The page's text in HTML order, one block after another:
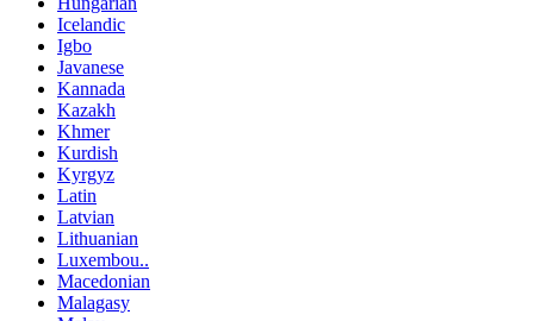
Icelandic
Igbo
Javanese
Kannada
Kazakh
Khmer
Kurdish
Kyrgyz
Latin
Latvian
Lithuanian
Luxembou..
Macedonian
Malagasy